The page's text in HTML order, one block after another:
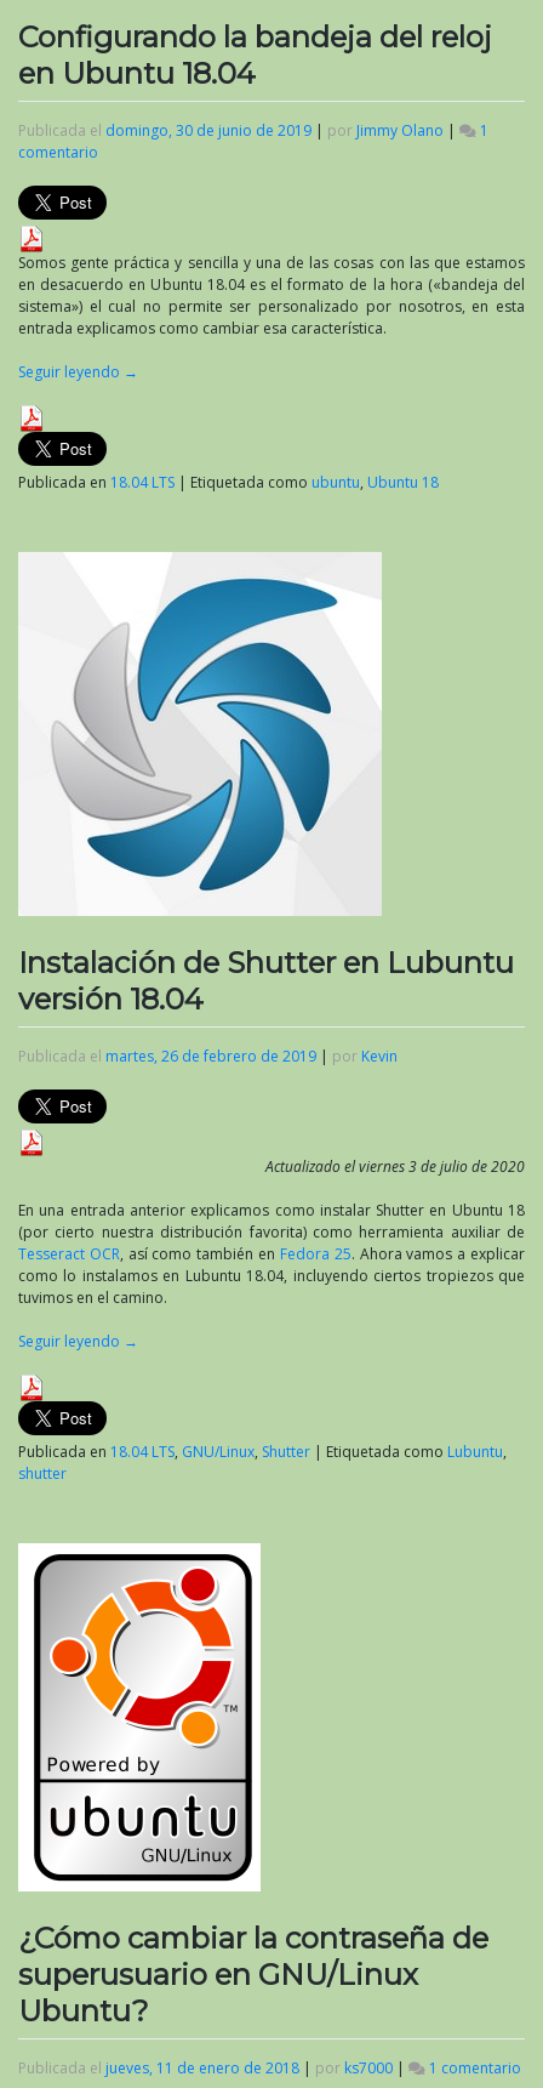
Configurando la bandeja del reloj
en Ubuntu 18.04
Publicada el domingo, 30 de junio de 2019 | por Jimmy Olano |
1
comentario
la
bandeja
reloj
en
Ubuntu
18.04
Somos gente práctica y sencilla y una de las cosas con las que estamos
en desacuerdo en Ubuntu 18.04 es el formato de la hora («bandeja del
sistema») el cual no permite ser personalizado por nosotros, en esta
entrada explicamos como cambiar esa característica.
Seguir leyendo →
Publicada en 18.04 LTS | Etiquetada como ubuntu, Ubuntu 18
Instalación de Shutter en Lubuntu
versión 18.04
Publicada el martes, 26 de febrero de 2019 | por Kevin
Actualizado el viernes 3 de julio de 2020
En una entrada anterior explicamos como instalar Shutter en Ubuntu 18
(por cierto nuestra distribución favorita) como herramienta auxiliar de
Tesseract OCR, así como también en Fedora 25. Ahora vamos a explicar
como lo instalamos en Lubuntu 18.04, incluyendo ciertos tropiezos que
tuvimos en el camino.
Seguir leyendo →
Publicada en 18.04 LTS, GNU/Linux, Shutter | Etiquetada como Lubuntu,
shutter
¿Cómo cambiar la contraseña de
superusuario en GNU/Linux
Ubuntu?
Publicada el jueves, 11 de enero de 2018 | por ks7000 | 1 comentario